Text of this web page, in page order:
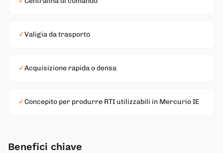
✓Valigia da trasporto
✓Acquisizione rapida o densa
✓Concepito per produrre RTI utilizzabili in Mercurio IE
Benefici chiave